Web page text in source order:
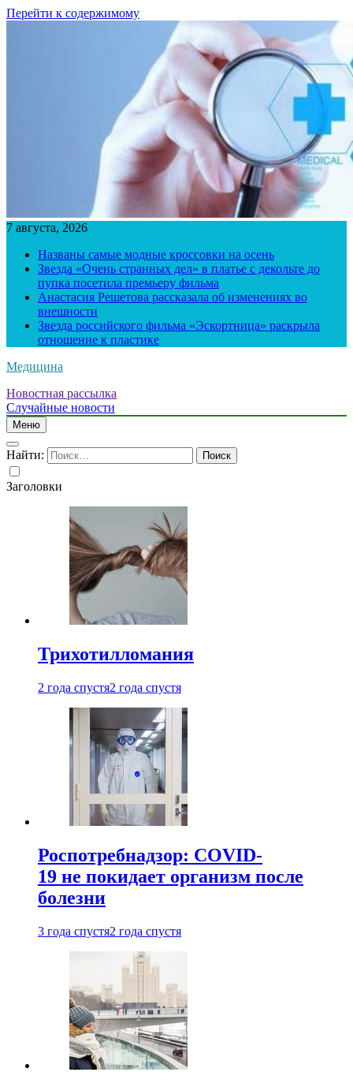
Перейти к содержимому
7 августа, 2026
Названы самые модные кроссовки на осень
Звезда «Очень странных дел» в платье с декольте до
пупка посетила премьеру фильма
Анастасия Решетова рассказала об изменениях во
внешности
Звезда российского фильма «Эскортница» раскрыла
отношение к пластике
Медицина
Новостная рассылка
Случайные новости
Меню
Найти:
Заголовки
Трихотилломания
2 года спустя2 года спустя
Роспотребнадзор: COVID-
19 не покидает организм после
болезни
3 года спустя2 года спустя